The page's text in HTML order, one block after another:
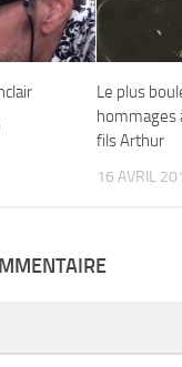
Le plus
hommages
fils Arthur
16 AVRIL